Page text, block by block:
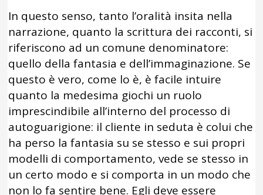
In questo senso, tanto l’oralità insita nella
narrazione, quanto la scrittura dei racconti, si
riferiscono ad un comune denominatore:
quello della fantasia e dell’immaginazione. Se
questo è vero, come lo è, è facile intuire
quanto la medesima giochi un ruolo
imprescindibile all’interno del processo di
autoguarigione: il cliente in seduta è colui che
ha perso la fantasia su se stesso e sui propri
modelli di comportamento, vede se stesso in
un certo modo e si comporta in un modo che
non lo fa sentire bene. Egli deve essere